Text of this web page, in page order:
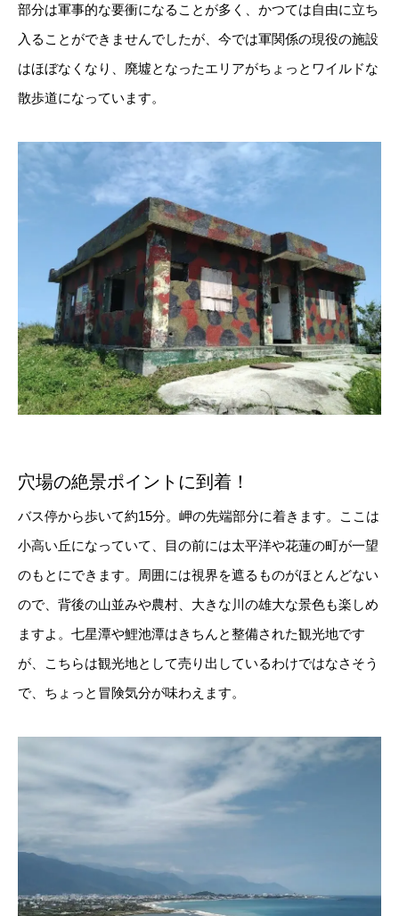
部分は軍事的な要衝になることが多く、かつては自由に立ち
入ることができませんでしたが、今では軍関係の現役の施設
はほぼなくなり、廃墟となったエリアがちょっとワイルドな
散歩道になっています。
穴場の絶景ポイントに到着！
バス停から歩いて約15分。岬の先端部分に着きます。ここは
小高い丘になっていて、目の前には太平洋や花蓮の町が一望
のもとにできます。周囲には視界を遮るものがほとんどない
ので、背後の山並みや農村、大きな川の雄大な景色も楽しめ
ますよ。七星潭や鯉池潭はきちんと整備された観光地です
が、こちらは観光地として売り出しているわけではなさそう
で、ちょっと冒険気分が味わえます。